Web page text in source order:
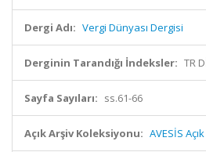
Dergi Adı: Vergi Dünyası Dergisi
Derginin Tarandığı İndeksler: TR
Sayfa Sayıları: ss.61-66
Açık Arşiv Koleksiyonu: AVESİS